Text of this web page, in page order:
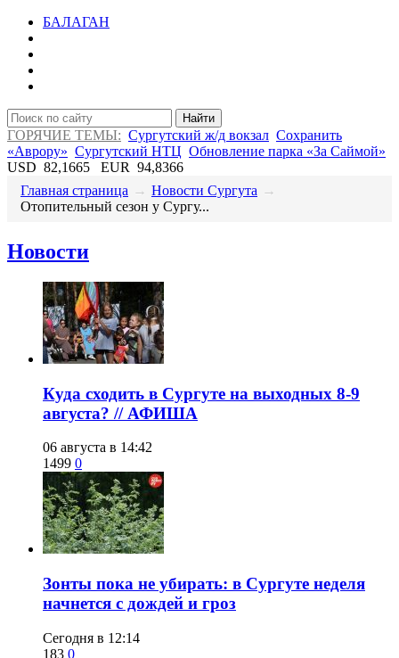
БАЛАГАН
Найти
ГОРЯЧИЕ ТЕМЫ: Сургутский ж/д вокзал Сохранить
«Аврору» Сургутский НТЦ Обновление парка «За Саймой»
USD 82,1665 EUR 94,8366
Главная страница → Новости Сургута →
Отопительный сезон у Сургу...
Новости
​Куда сходить в Сургуте на выходных 8-9
августа? // АФИША
06 августа в 14:42
1499 0
​Зонты пока не убирать: в Сургуте неделя
начнется с дождей и гроз
Сегодня в 12:14
183 0